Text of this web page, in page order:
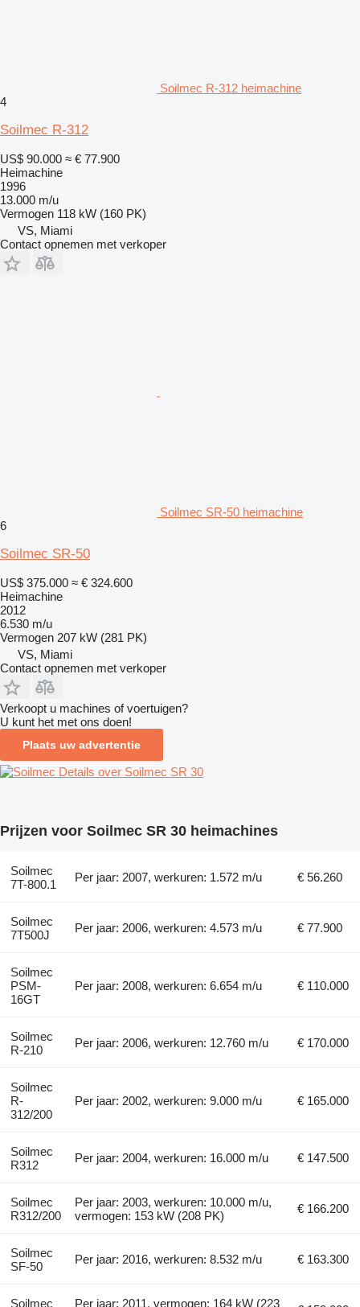
Soilmec R-312 heimachine
4
Soilmec R-312
US$ 90.000 ≈ € 77.900
Heimachine
1996
13.000 m/u
Vermogen 118 kW (160 PK)
VS, Miami
Contact opnemen met verkoper
Soilmec SR-50 heimachine
6
Soilmec SR-50
US$ 375.000 ≈ € 324.600
Heimachine
2012
6.530 m/u
Vermogen 207 kW (281 PK)
VS, Miami
Contact opnemen met verkoper
Verkoopt u machines of voertuigen?
U kunt het met ons doen!
Plaats uw advertentie
Details over Soilmec SR 30
Prijzen voor Soilmec SR 30 heimachines
Soilmec
7T-800.1
Per jaar: 2007, werkuren: 1.572 m/u € 56.260
Soilmec
7T500J
Per jaar: 2006, werkuren: 4.573 m/u € 77.900
Soilmec
PSM-
16GT
Per jaar: 2008, werkuren: 6.654 m/u € 110.000
Soilmec
R-210
Per jaar: 2006, werkuren: 12.760 m/u € 170.000
Soilmec
R-
312/200
Per jaar: 2002, werkuren: 9.000 m/u € 165.000
Soilmec
R312
Per jaar: 2004, werkuren: 16.000 m/u € 147.500
Soilmec
R312/200
Per jaar: 2003, werkuren: 10.000 m/u,
vermogen: 153 kW (208 PK)
€ 166.200
Soilmec
SF-50
Per jaar: 2016, werkuren: 8.532 m/u € 163.300
Soilmec Per jaar: 2011, vermogen: 164 kW (223